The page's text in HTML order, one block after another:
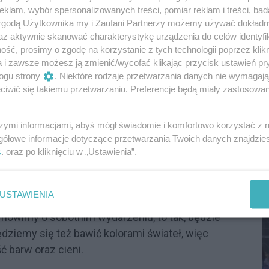
czy jest to coś, czego mogą się
projekt "Adventures in Wonderland" to były
też jedna z rzeczy, które uwielbiam. Sama
(śmiech). Wszystko jednak wzięło się z
jest fotografem. Teraz, co prawda, działa
w zakresie obsługi programów fotograficznych
Wcześniej nie miałam na to wystarczająco
"No, w końcu - los mi go dał, abym zaczęła
zdjęć, o których wspomniałeś, a później
o sobotnim wydarzeniu, to tak, będzie
się też bawić kolorami świateł, więc
barw oraz cieni.
wybór spersonalizowanych treści, pomiar reklam i treści,
Użytkownika my i Zaufani Partnerzy możemy używać
aktywnie skanować charakterystykę urządzenia do celów
prosimy o zgodę na korzystanie z tych technologii poprzez
i zawsze możesz ją zmienić/wycofać klikając przycisk ustawień
strony
. Niektóre rodzaje przetwarzania danych nie
się takiemu przetwarzaniu. Preferencje będą miały
informacjami, abyś mógł świadomie i komfortowo korzystać z
informacje dotyczące przetwarzania Twoich danych
. oraz po kliknięciu w „Ustawienia”.
USTAWIENIA